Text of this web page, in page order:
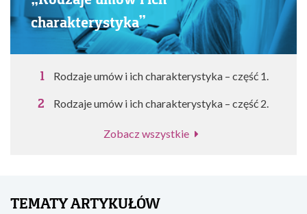
charakterystyka”
Rodzaje umów i ich charakterystyka – część 1.
Rodzaje umów i ich charakterystyka – część 2.
Zobacz wszystkie
TEMATY ARTYKUŁÓW